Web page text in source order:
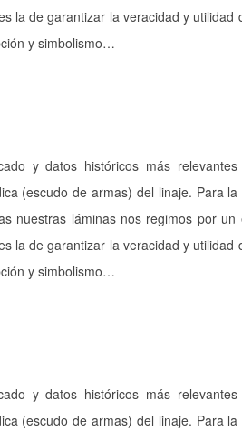
la de garantizar la veracidad y utilidad
y simbolismo…
y datos históricos más
(escudo de armas) del linaje. Para
nuestras láminas nos regimos por un
la de garantizar la veracidad y utilidad
y simbolismo…
y datos históricos más
(escudo de armas) del linaje. Para